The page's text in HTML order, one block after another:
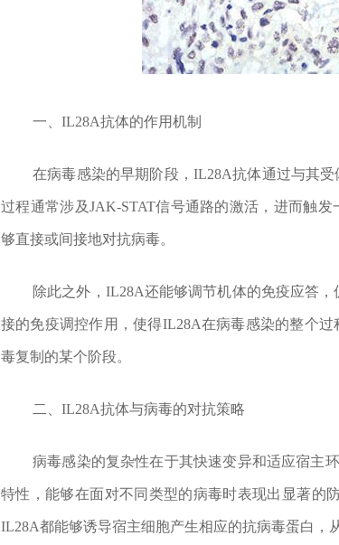
一、IL28A抗体的作用机制
在病毒感染的早期阶段，IL28A抗体通过与其
过程通常涉及JAK-STAT信号通路的激活，进而触
够直接或间接地对抗病毒。
除此之外，IL28A还能够调节机体的免疫应答
接的免疫调控作用，使得IL28A在病毒感染的整个
毒复制的某个阶段。
二、IL28A抗体与病毒的对抗策略
病毒感染的复杂性在于其快速变异和适应宿主
特性，能够在面对不同类型的病毒时表现出显著的
IL28A都能够诱导宿主细胞产生相应的抗病毒蛋白，